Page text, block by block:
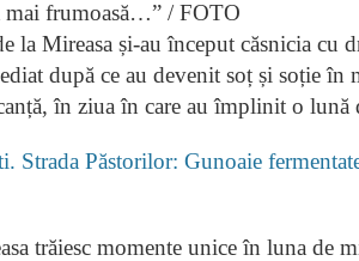
la Mireasa și-au început căsnicia cu
după ce au devenit soț și soție
în ziua în care au împlinit o lună
Strada Păstorilor: Gunoaie
trăiesc momente unice în luna de